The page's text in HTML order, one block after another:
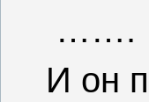
…….
И он